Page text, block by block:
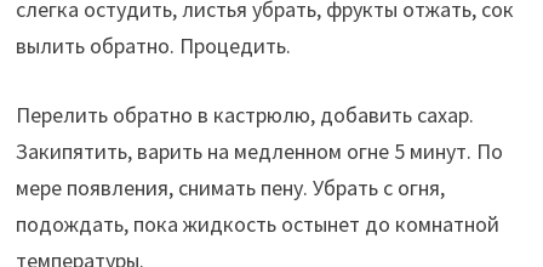
слегка остудить, листья убрать, фрукты отжать, сок
вылить обратно. Процедить.
Перелить обратно в кастрюлю, добавить сахар.
Закипятить, варить на медленном огне 5 минут. По
мере появления, снимать пену. Убрать с огня,
подождать, пока жидкость остынет до комнатной
температуры.